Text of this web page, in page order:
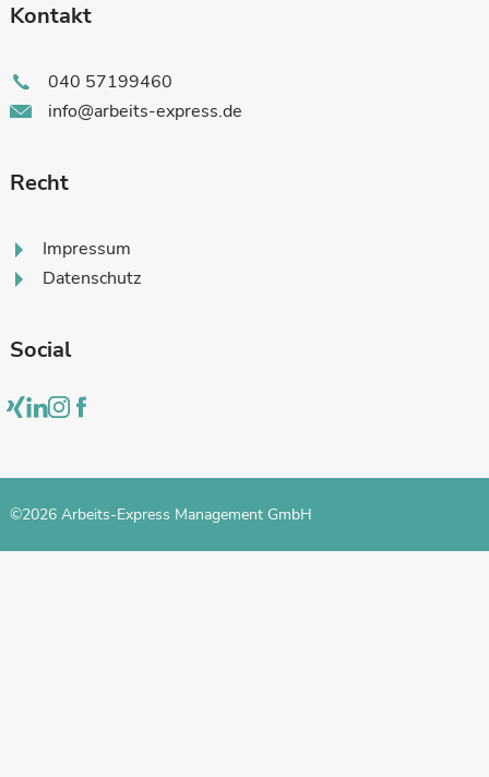
Kontakt
040 57199460
info@arbeits-express.de
Recht
Impressum
Datenschutz
Social
©2026 Arbeits-Express Management GmbH